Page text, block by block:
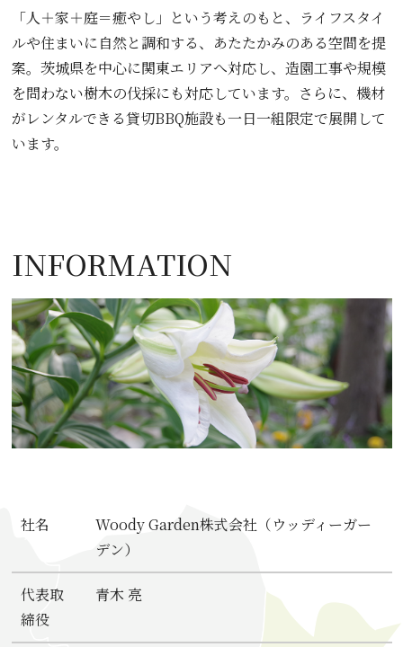
「人＋家＋庭＝癒やし」という考えのもと、ライフスタイ
ルや住まいに自然と調和する、あたたかみのある空間を提
案。茨城県を中心に関東エリアへ対応し、造園工事や規模
を問わない樹木の伐採にも対応しています。さらに、機材
がレンタルできる貸切BBQ施設も一日一組限定で展開して
います。
INFORMATION
社名
Woody Garden株式会社（ウッディーガー
デン）
代表取
締役
青木 亮